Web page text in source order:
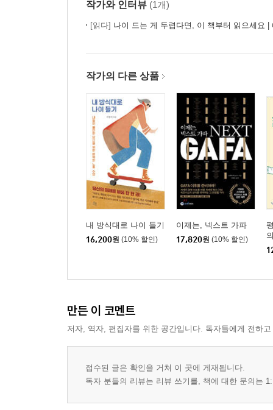
즐기는 사람이 성공한다
도덕 진화론
날마다 새로워야 한다
무당의 실수
진정한 문명
효용성을 고민하라
부정부패를 없애는 방법
제6장 인격과 수양
조언의 힘
인격의 판단 기준
활기란 무엇인가
작은 그림이 아니라 큰 그림을 그려라
도쿠가와 이에야스의 숨은 비결
제7장 주판과 권리
작가와 인터뷰 (1개)
[읽다] 나이 드는 게 두렵다면, 이 책부터 읽으세요 |
작가의 다른 상품
내 방식대로 나이 들기
16,200원 (10% 할인)
이제는, 넥스트 가파
17,820원 (10% 할인)
만든 이 코멘트
저자, 역자, 편집자를 위한 공간입니다. 독자들에게 전하
접수된 글은 확인을 거쳐 이 곳에 게재됩니다.
독자 분들의 리뷰는 리뷰 쓰기를, 책에 대한 문의는